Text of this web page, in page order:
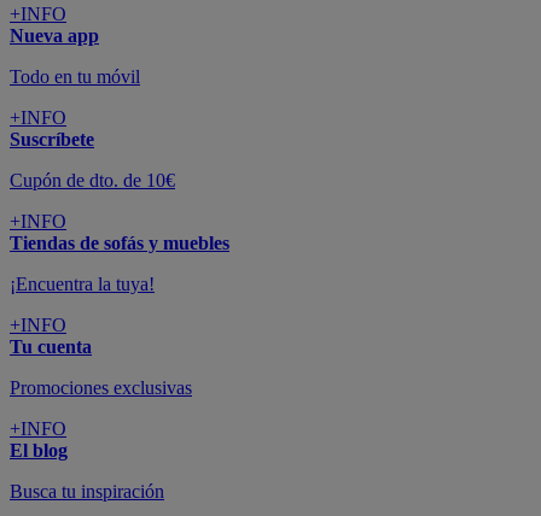
+INFO
Nueva app
Todo en tu móvil
+INFO
Suscríbete
Cupón de dto. de 10€
+INFO
Tiendas de sofás y muebles
¡Encuentra la tuya!
+INFO
Tu cuenta
Promociones exclusivas
+INFO
El blog
Busca tu inspiración